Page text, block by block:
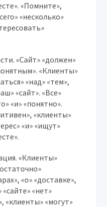
«Помните»,
«несколько»
«Сайт» «должен»
«Клиенты»
«над» «тем»,
«сайт». «Все»
«и» «понятно».
«клиенты»
«и» «ищут»
«Клиенты»
«о» «доставке»,
«сайте» «нет»
«клиенты» «могут»